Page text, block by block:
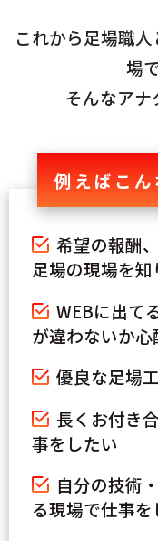
これから足場職
場
そんなアナ
例えばこ
希望の報酬
足場の現場を知
WEBに出て
が違わないか心
優良な足場
長くお付き
事をしたい
自分の技術
る現場で仕事を